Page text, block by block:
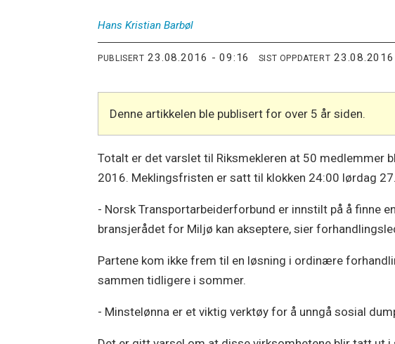
Hans Kristian Barbøl
PUBLISERT 23.08.2016 - 09:16 SIST OPPDATERT
Denne artikkelen ble publisert for over 5 år siden.
Totalt er det varslet til Riksmekleren at 50 medlemmer
2016. Meklingsfristen er satt til klokken 24:00 lørdag
- Norsk Transportarbeiderforbund er innstilt på å finne
bransjerådet for Miljø kan akseptere, sier
Partene kom ikke frem til en løsning i ordinære
sammen tidligere i sommer.
- Minstelønna er et viktig verktøy for å unngå sosial